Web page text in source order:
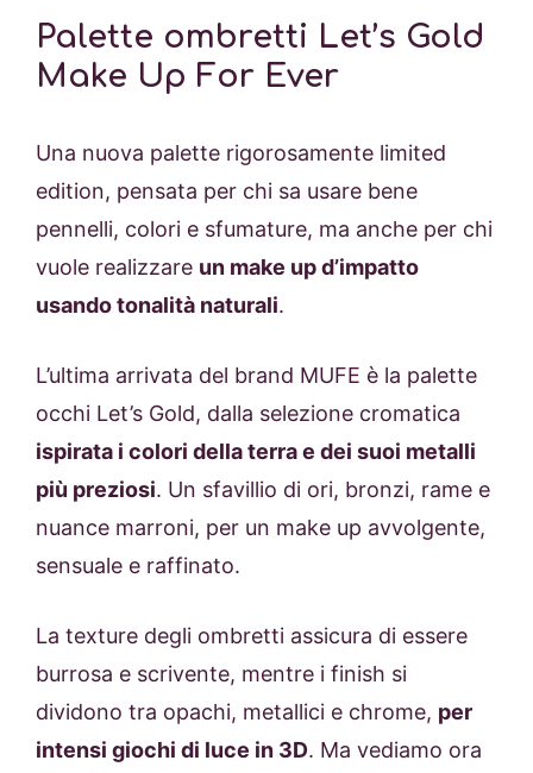
Palette ombretti Let’s Gold
Make Up For Ever
Una nuova palette rigorosamente limited
edition, pensata per chi sa usare bene
pennelli, colori e sfumature, ma anche per chi
vuole realizzare un make up d’impatto
usando tonalità naturali.
L’ultima arrivata del brand MUFE è la palette
occhi Let’s Gold, dalla selezione cromatica
ispirata i colori della terra e dei suoi metalli
più preziosi. Un sfavillio di ori, bronzi, rame e
nuance marroni, per un make up avvolgente,
sensuale e raffinato.
La texture degli ombretti assicura di essere
burrosa e scrivente, mentre i finish si
dividono tra opachi, metallici e chrome, per
intensi giochi di luce in 3D. Ma vediamo ora